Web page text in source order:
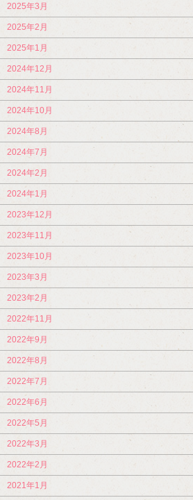
2025年3月
2025年2月
2025年1月
2024年12月
2024年11月
2024年10月
2024年8月
2024年7月
2024年2月
2024年1月
2023年12月
2023年11月
2023年10月
2023年3月
2023年2月
2022年11月
2022年9月
2022年8月
2022年7月
2022年6月
2022年5月
2022年3月
2022年2月
2021年1月